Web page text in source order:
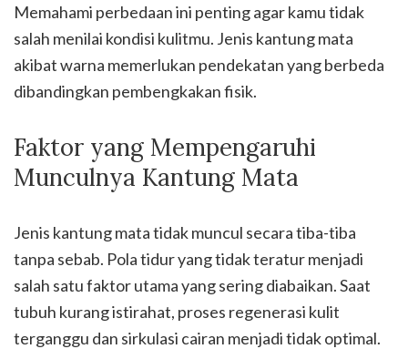
Memahami perbedaan ini penting agar kamu tidak
salah menilai kondisi kulitmu. Jenis kantung mata
akibat warna memerlukan pendekatan yang berbeda
dibandingkan pembengkakan fisik.
Faktor yang Mempengaruhi
Munculnya Kantung Mata
Jenis kantung mata tidak muncul secara tiba-tiba
tanpa sebab. Pola tidur yang tidak teratur menjadi
salah satu faktor utama yang sering diabaikan. Saat
tubuh kurang istirahat, proses regenerasi kulit
terganggu dan sirkulasi cairan menjadi tidak optimal.